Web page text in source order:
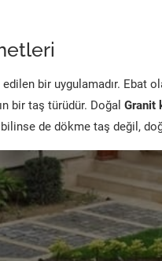
bir uygulamadır. Ebat
bir taş türüdür. Doğal Granit
de dökme taş değil,